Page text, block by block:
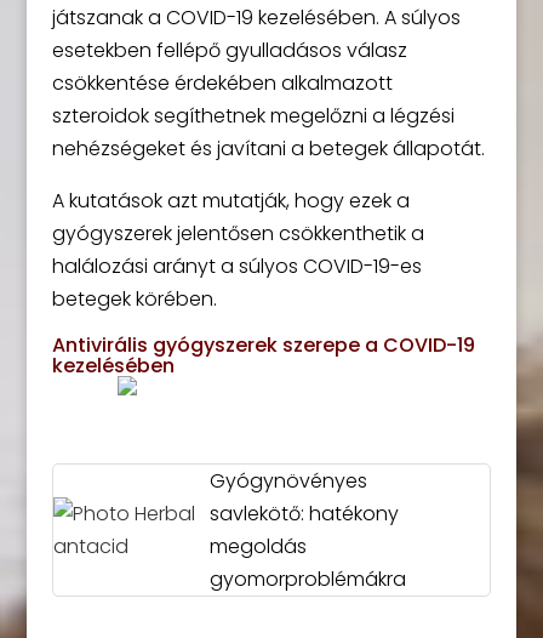
játszanak a COVID-19 kezelésében. A súlyos
esetekben fellépő gyulladásos válasz
csökkentése érdekében alkalmazott
szteroidok segíthetnek megelőzni a légzési
nehézségeket és javítani a betegek állapotát.
A kutatások azt mutatják, hogy ezek a
gyógyszerek jelentősen csökkenthetik a
halálozási arányt a súlyos COVID-19-es
betegek körében.
Antivirális gyógyszerek szerepe a COVID-19
kezelésében
Gyógynövényes
savlekötő: hatékony
megoldás
gyomorproblémákra